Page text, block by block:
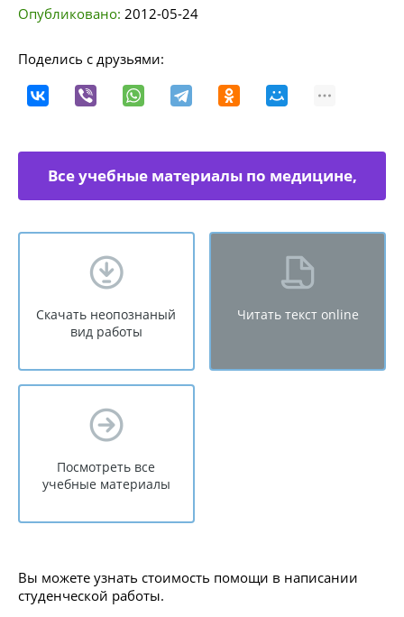
Опубликовано: 2012-05-24
Поделись с друзьями:
Все учебные материалы по медицине,
Скачать неопознаный
вид работы
Читать текст online
Посмотреть все
учебные материалы
Вы можете узнать стоимость помощи в написании
студенческой работы.